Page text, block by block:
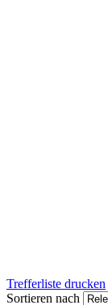
Trefferliste drucken
Sortieren nach